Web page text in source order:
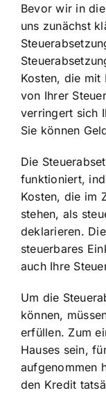
Bevor wir in
uns zunächst
Kosten, die mit
von Ihrer
verringert sich
Sie können
Die
funktioniert,
Kosten, die im
stehen, als
deklarieren.
steuerbares
auch Ihre
Um die
können,
erfüllen. Zum
Hauses sein,
aufgenommen
den Kredit